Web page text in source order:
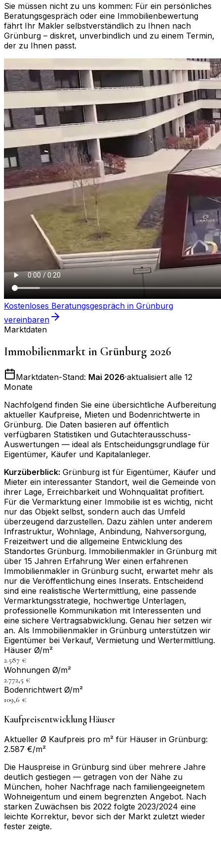
Sie müssen nicht zu uns kommen: Für ein persönliches
Beratungsgespräch oder eine Immobilienbewertung
fährt Ihr Makler selbstverständlich zu Ihnen nach
Grünburg – diskret, unverbindlich und zu einem Termin,
der zu Ihnen passt.
Kostenloses Beratungsgespräch in Grünburg
vereinbaren
Marktdaten
Immobilienmarkt in Grünburg 2026
Marktdaten-Stand: Mai 2026·aktualisiert alle 12
Monate
Nachfolgend finden Sie eine übersichtliche Aufbereitung
aktueller Kaufpreise, Mieten und Bodenrichtwerte in
Grünburg. Die Daten basieren auf öffentlich
verfügbaren Statistiken und Gutachterausschuss-
Auswertungen — ideal als Entscheidungsgrundlage für
Eigentümer, Käufer und Kapitalanleger.
Kurzüberblick: Grünburg ist für Eigentümer, Käufer und
Mieter ein interessanter Standort, weil die Gemeinde von
ihrer Lage, Erreichbarkeit und Wohnqualität profitiert.
Für die Vermarktung einer Immobilie ist es wichtig, nicht
nur das Objekt selbst, sondern auch das Umfeld
überzeugend darzustellen. Dazu zählen unter anderem
Infrastruktur, Wohnlage, Anbindung, Nahversorgung,
Freizeitwert und die allgemeine Entwicklung des
Standortes Grünburg. Immobilienmakler in Grünburg mit
über 15 Jahren Erfahrung Wer einen erfahrenen
Immobilienmakler in Grünburg sucht, erwartet mehr als
nur die Veröffentlichung eines Inserats. Entscheidend
sind eine realistische Wertermittlung, eine passende
Vermarktungsstrategie, hochwertige Unterlagen,
professionelle Kommunikation mit Interessenten und
eine sichere Vertragsabwicklung. Genau hier setzen wir
an. Als Immobilienmakler in Grünburg unterstützen wir
Eigentümer bei Verkauf, Vermietung und Wertermittlung.
Häuser Ø/m²
2.587 €
Wohnungen Ø/m²
2.772,5 €
Bodenrichtwert Ø/m²
109,6 €
Kaufpreisentwicklung Häuser
Aktueller Ø Kaufpreis pro m² für Häuser in Grünburg:
2.587 €/m²
Die Hauspreise in Grünburg sind über mehrere Jahre
deutlich gestiegen — getragen von der Nähe zu
München, hoher Nachfrage nach familiengeeignetem
Wohneigentum und einem begrenzten Angebot. Nach
starken Zuwächsen bis 2022 folgte 2023/2024 eine
leichte Korrektur, bevor sich der Markt zuletzt wieder
fester zeigte.